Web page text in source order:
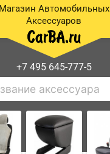
Магазин Автомобильных
Аксессуаров
+7 495 645-777-5